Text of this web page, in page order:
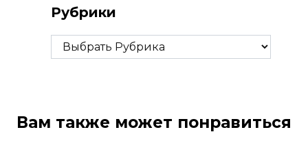
Рубрики
Рубрики
Вам также может понравиться